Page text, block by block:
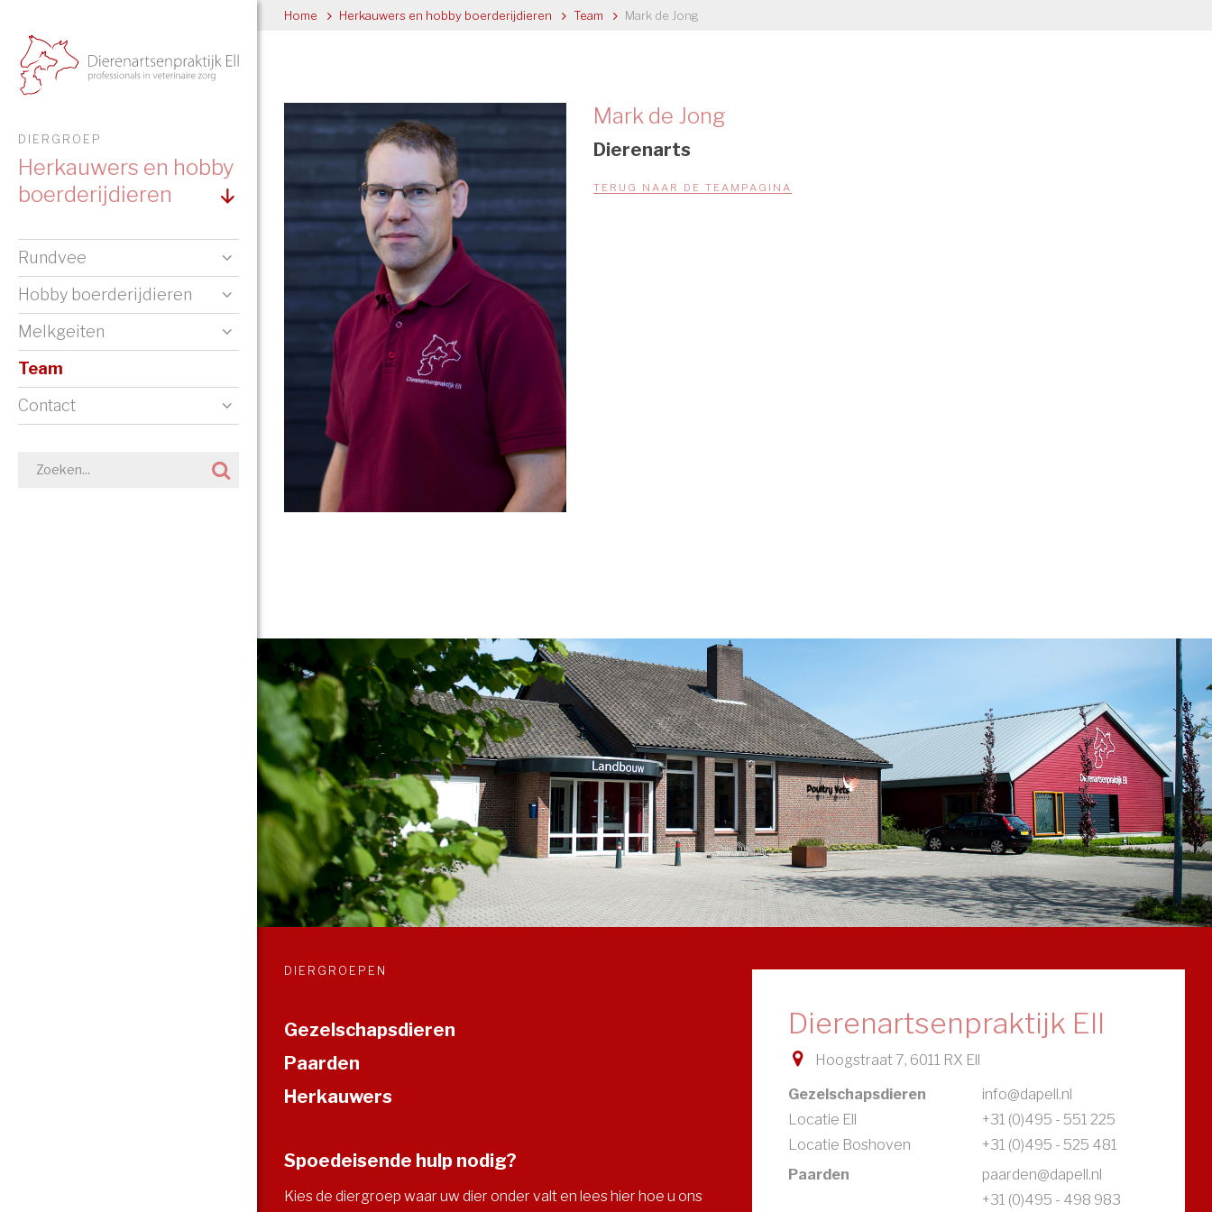
DIERGROEP
Herkauwers en hobby
boerderijdieren
Rundvee
Hobby boerderijdieren
Melkgeiten
Team
Contact
Home > Herkauwers en hobby boerderijdieren > Team > Mark de Jong
Mark de Jong
Dierenarts
TERUG NAAR DE TEAMPAGINA
DIERGROEPEN
Gezelschapsdieren
Paarden
Herkauwers
Spoedeisende hulp nodig?
Kies de diergroep waar uw dier onder valt en lees hier hoe u ons
Dierenartsenpraktijk Ell
Hoogstraat 7, 6011 RX Ell
Gezelschapsdieren
info@dapell.nl
Locatie Ell
+31 (0)495 - 551 225
Locatie Boshoven
+31 (0)495 - 525 481
Paarden
paarden@dapell.nl
+31 (0)495 - 498 983